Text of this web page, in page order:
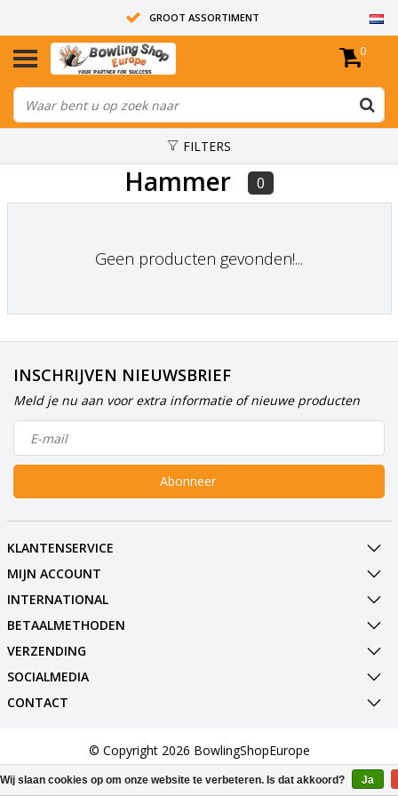
GROOT ASSORTIMENT
14 DAGEN RETOUR RECHT
ALLE BOWLINGBALLEN ZIJN ONGEBOORD
0
FILTERS
Hammer 0
Geen producten gevonden!...
INSCHRIJVEN NIEUWSBRIEF
Meld je nu aan voor extra informatie of nieuwe producten
Abonneer
KLANTENSERVICE
MIJN ACCOUNT
INTERNATIONAL
BETAALMETHODEN
VERZENDING
SOCIALMEDIA
CONTACT
© Copyright 2026 BowlingShopEurope
Wij slaan cookies op om onze website te verbeteren. Is dat akkoord? Ja